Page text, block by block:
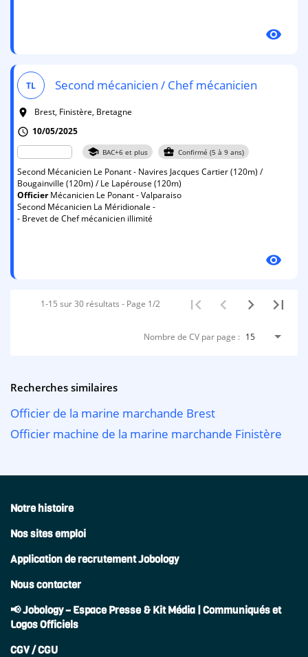
visibility
TL Second mécanicien / Chef mécanicien
room
Brest, Finistère, Bretagne
schedule 10/05/2025
school BAC+6 et plus business_center Confirmé (5 à 9 ans)
Second Mécanicien Le Ponant - Navires Jacques Cartier (120m) /
Bougainville (120m) / Le Lapérouse (120m)
OfficierMécanicien Le Ponant - Valparaiso
Second Mécanicien La Méridionale -
- Brevet de Chef mécanicien illimité
visibility
Nombre de CV par page : 15
1-15 sur 30 résultats - Page 1/2
Recherches similaires
Officier de la marine marchande Brest
Officier machine de la marine marchande Finistère
Notre histoire
Nos sites emploi
Application de recrutement Jobology
Nous contacter
📢 Jobology – Espace Presse & Kit Média | Communiqués et
Logos Officiels
CGV / CGU